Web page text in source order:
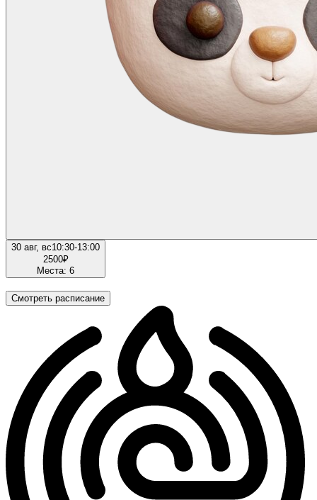
30 авг, вс10:30-13:00
2500₽
Места: 6
Смотреть расписание